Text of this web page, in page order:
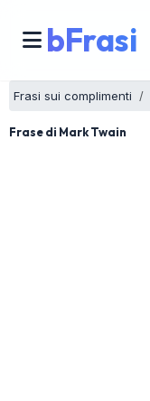
bFrasi
Frasi sui complimenti
Frase di Mark Twain